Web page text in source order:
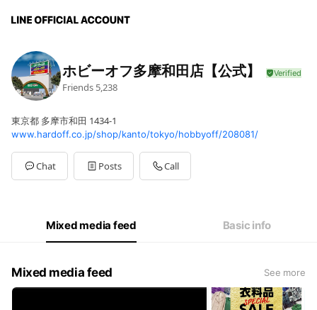
ホビーオフ多摩和田店【公式】
Friends 5,238
東京都 多摩市和田 1434-1
www.hardoff.co.jp/shop/kanto/tokyo/hobbyoff/208081/
Chat Posts Call
Mixed media feed Basic info
Mixed media feed See more